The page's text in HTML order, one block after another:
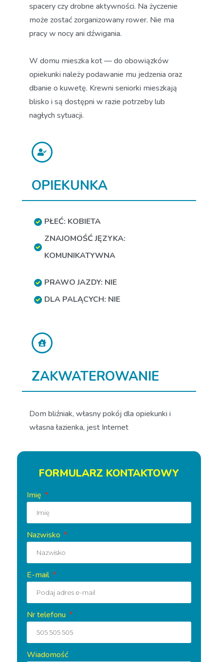
spacery czy drobne aktywności. Na życzenie
może zostać zorganizowany rower. Nie ma
pracy w nocy ani dźwigania.
W domu mieszka kot — do obowiązków
opiekunki należy podawanie mu jedzenia oraz
dbanie o kuwetę. Krewni seniorki mieszkają
blisko i są dostępni w razie potrzeby lub
nagłych sytuacji.
OPIEKUNKA
PŁEĆ: KOBIETA
ZNAJOMOŚĆ JĘZYKA:
KOMUNIKATYWNA
PRAWO JAZDY: NIE
DLA PALĄCYCH: NIE
ZAKWATEROWANIE
Dom bliźniak, własny pokój dla opiekunki i
własna łazienka, jest Internet
FORMULARZ KONTAKTOWY
Imię
Nazwisko
E-mail
Nr telefonu
Wiadomość